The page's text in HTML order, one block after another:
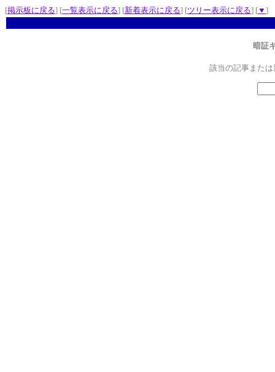
[掲示板に戻る] [一覧表示に戻る] [新着表示に戻る] [ツリー表示に戻る] [▼ ]
暗証
該当の記事また